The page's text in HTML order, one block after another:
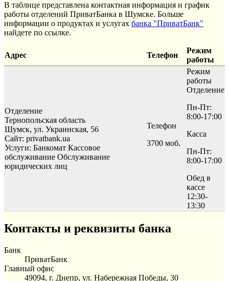
В таблице представлена контактная информация и график
работы отделений ПриватБанка в Шумске. Больше
информации о продуктах и услугах банка "ПриватБанк"
найдете по ссылке.
Адрес Телефон
Режим
работы
Отделение
Тернопольская область
Шумск, ул. Украинская, 56
Сайт: privatbank.ua
Услуги: Банкомат Кассовое
обслуживание Обслуживание
юридических лиц
Телефон
3700 моб.
Режим
работы
Отделение
Пн-Пт:
8:00-17:00
Касса
Пн-Пт:
8:00-17:00
Обед в
кассе
12:30-
13:30
Контакты и реквизиты банка
Банк
ПриватБанк
Главный офис
49094, г. Днепр, ул. Набережная Победы, 30